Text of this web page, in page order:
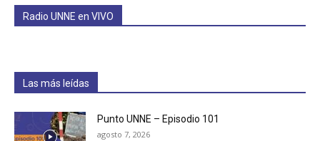
Radio UNNE en VIVO
Las más leídas
Punto UNNE – Episodio 101
agosto 7, 2026